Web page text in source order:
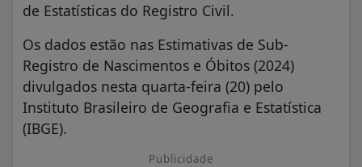
de Estatísticas do Registro Civil.
Os dados estão nas Estimativas de Sub-
Registro de Nascimentos e Óbitos (2024)
divulgados nesta quarta-feira (20) pelo
Instituto Brasileiro de Geografia e Estatística
(IBGE).
Publicidade